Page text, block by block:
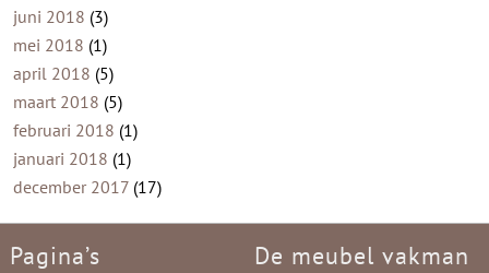
juni 2018 (3)
mei 2018 (1)
april 2018 (5)
maart 2018 (5)
februari 2018 (1)
januari 2018 (1)
december 2017(17)
Pagina’s
De meubel vakman